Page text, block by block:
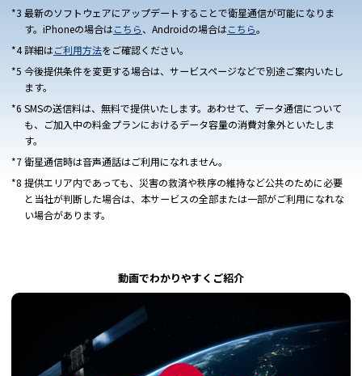
最新のソフトウェアにアップデートすることで衛星通信が可能になりま
す。iPhoneの場合はこちら、Androidの場合はこちら。
詳細はご利用方法をご確認ください。
今後提供条件を変更する場合は、サービスページなどで別途ご案内いたし
ます。
SMSの送信料は、無料で提供いたします。あわせて、データ通信について
も、ご加入中の料金プランにおけるデータ容量の消費対象外といたしま
す。
衛星通信時は音声通話はご利用になれません。
提供エリア内であっても、災害の救済や秩序の維持など公共のために必要
と当社が判断した場合は、本サービスの全部または一部がご利用になれな
い場合があります。
動画でわかりやすくご紹介